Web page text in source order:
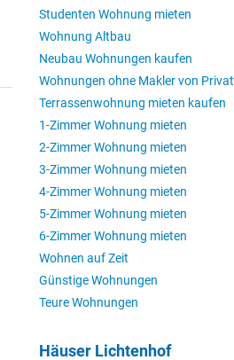
Studenten Wohnung mieten
Wohnung Altbau
Neubau Wohnungen kaufen
Wohnungen ohne Makler von Privat
Terrassenwohnung mieten kaufen
1-Zimmer Wohnung mieten
2-Zimmer Wohnung mieten
3-Zimmer Wohnung mieten
4-Zimmer Wohnung mieten
5-Zimmer Wohnung mieten
6-Zimmer Wohnung mieten
Wohnen auf Zeit
Günstige Wohnungen
Teure Wohnungen
Häuser Lichtenhof